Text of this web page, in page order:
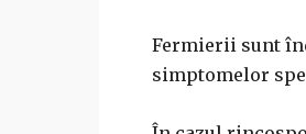
Fermierii sunt
simptomelor